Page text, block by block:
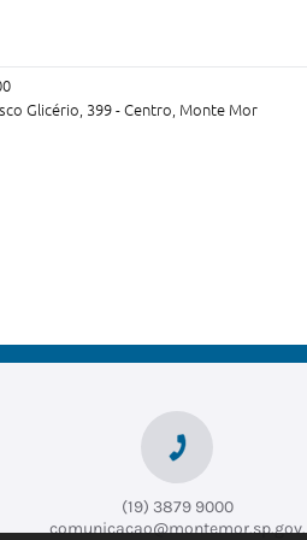
Glicério, 399 - Centro, Monte Mor
(19) 3879 9000
comunicacao@montemor.sp.gov.